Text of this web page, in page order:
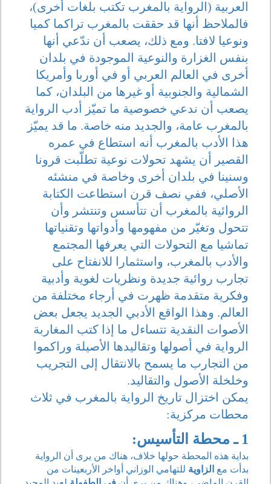
العربية (الرواية بالمغرب تكتب بلغات أخرى)،
فالملاحظ أنها قد حققت بالمغرب تراكما كميا
ونوعيا لافتا. ومع ذلك، يصعب أن ندّعي أنها
بنفس الغزارة والنوعية الموجودة في بلدان
أخرى في العالم العربي أو في أوربا وأمريكا
الشمالية والجنوبية أو غيرها من البلدان، كما
يصعب أن ندعي خصوصية ما تميّز أدب الرواية
بالمغرب عامة، والجديد منه خاصة. ما قد يميّز
هذا الأدب بالمغرب أنه استطاع في عمره
القصير أن يشهد تحولات نوعية تطلّبت قرونا
وسنينا في بلدان أخرى وخاصة في منشئه
الأصلي، ففي نصف قرن استطاعت الكتابة
الروائية بالمغرب أن تتأسس وتنتشر وأن
تتحول وتغيّر من مفهومها وأدواتها وتقنياتها
تماشيا مع التحولات التي يعرفها المجتمع
والأدب بالمغرب، واستثمارا للانفتاح على
تجارب روائية جديدة ونظريات لغوية وأدبية
وفكرية متقدمة ظهرت في أرجاء مختلفة من
العالم. وهذا الواقع الأدبي الجديد يجعل بعض
الأصوات النقدية تتساءل ما إذا كتب المغاربة
الرواية في أصولها وتقاليدها الأصيلة وراكموا
من التجارب ما يسمح بالانتقال إلى التجريب
وخلخلة الأصول والتقاليد.
يمكن اختزال تاريخ الرواية بالمغرب في ثلاث
محطات مركزية:
1 ـ محطة التأسيس:
بداية هذه المحطة حولها خلاف، هناك من يرى أن الرواية
بدأت مع الزاوية للتهامي الوزاني أواخر الأربعينات من